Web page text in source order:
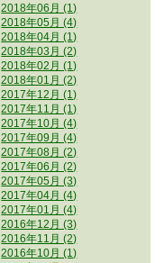
2018年06月 (1)
2018年05月 (4)
2018年04月 (1)
2018年03月 (2)
2018年02月 (1)
2018年01月 (2)
2017年12月 (1)
2017年11月 (1)
2017年10月 (4)
2017年09月 (4)
2017年08月 (2)
2017年06月 (2)
2017年05月 (3)
2017年04月 (4)
2017年01月 (4)
2016年12月 (3)
2016年11月 (2)
2016年10月 (1)